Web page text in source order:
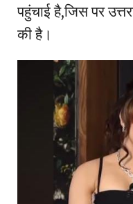
पहुंचाई है,जिस पर
की है।